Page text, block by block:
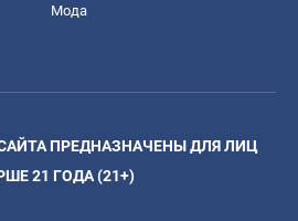
Мода
ПРЕДНАЗНАЧЕНЫ ДЛЯ ЛИЦ
21 ГОДА (21+)